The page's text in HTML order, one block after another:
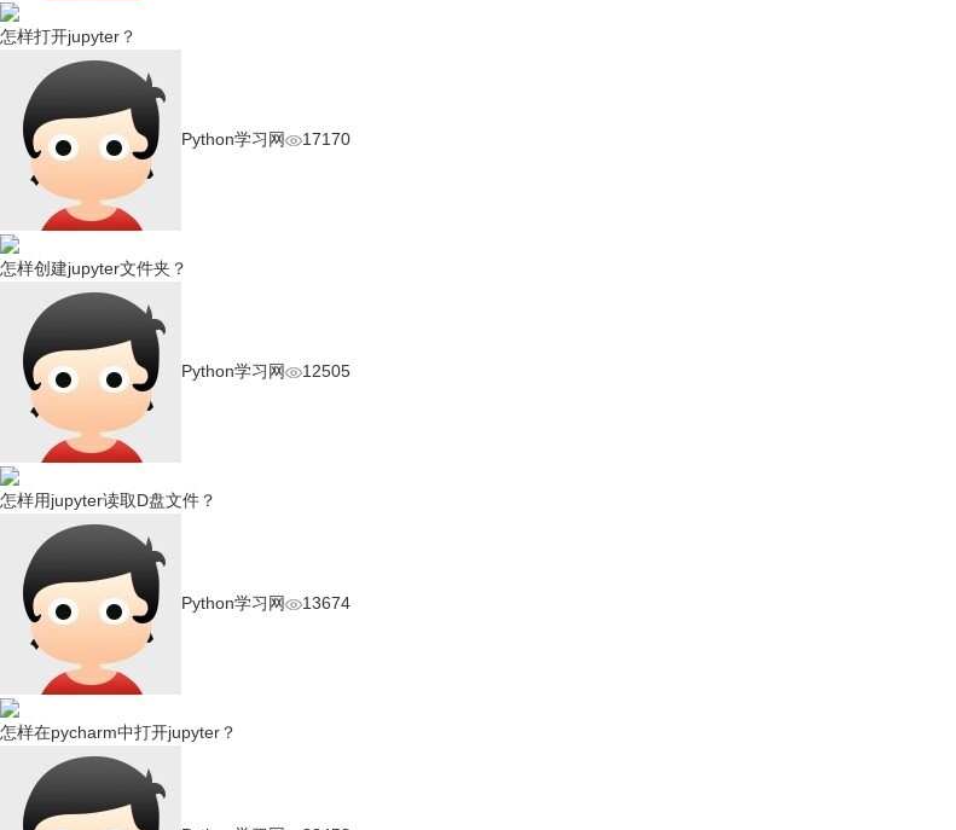
怎样打开jupyter？
Python学习网 17170
怎样创建jupyter文件夹？
Python学习网 12505
怎样用jupyter读取D盘文件？
Python学习网 13674
怎样在pycharm中打开jupyter？